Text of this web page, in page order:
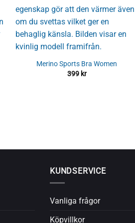
Merino Sports Bra Women
399 kr
KUNDSERVICE
Vanliga frågor
Köpvillkor